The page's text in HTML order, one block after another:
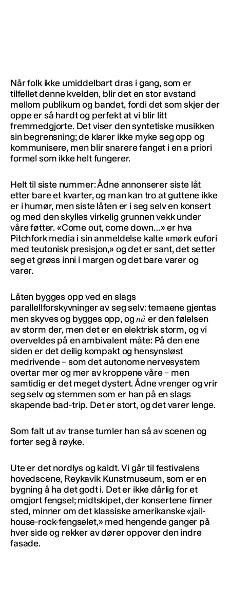
Når folk ikke umiddelbart dras i gang, som er
tilfellet denne kvelden, blir det en stor avstand
mellom publikum og bandet, fordi det som skjer der
oppe er så hardt og perfekt at vi blir litt
fremmedgjorte. Det viser den syntetiske musikken
sin begrensning; de klarer ikke myke seg opp og
kommunisere, men blir snarere fanget i en a priori
formel som ikke helt fungerer.
Helt til siste nummer: Ådne annonserer siste låt
etter bare et kvarter, og man kan tro at guttene ikke
er i humør, men siste låten er i seg selv en konsert
og med den skylles virkelig grunnen vekk under
våre føtter. «Come out, come down…» er hva
Pitchfork media i sin anmeldelse kalte «mørk eufori
med teutonisk presisjon,» og det er sant, det setter
seg et grøss inni i margen og det bare varer og
varer.
Låten bygges opp ved en slags
parallellforskyvninger av seg selv: temaene gjentas
men skyves og bygges opp, ognå er den følelsen
av storm der, men det er en elektrisk storm, og vi
overveldes på en ambivalent måte: På den ene
siden er det deilig kompakt og hensynsløst
medrivende – som det autonome nervesystem
overtar mer og mer av kroppene våre – men
samtidig er det meget dystert. Ådne vrenger og vrir
seg selv og stemmen som er han på en slags
skapende bad-trip. Det er stort, og det varer lenge.
Som falt ut av transe tumler han så av scenen og
forter seg å røyke.
Ute er det nordlys og kaldt. Vi går til festivalens
hovedscene, Reykavik Kunstmuseum, som er en
bygning å ha det godt i. Det er ikke dårlig for et
omgjort fengsel; midtskipet, der konsertene finner
sted, minner om det klassiske amerikanske «jail-
house-rock-fengselet,» med hengende ganger på
hver side og rekker av dører oppover den indre
fasade.